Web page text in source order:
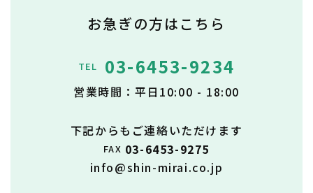
お急ぎの方はこちら
TEL 03-6453-9234
営業時間：平日10:00 - 18:00
下記からもご連絡いただけます
FAX 03-6453-9275
info@shin-mirai.co.jp